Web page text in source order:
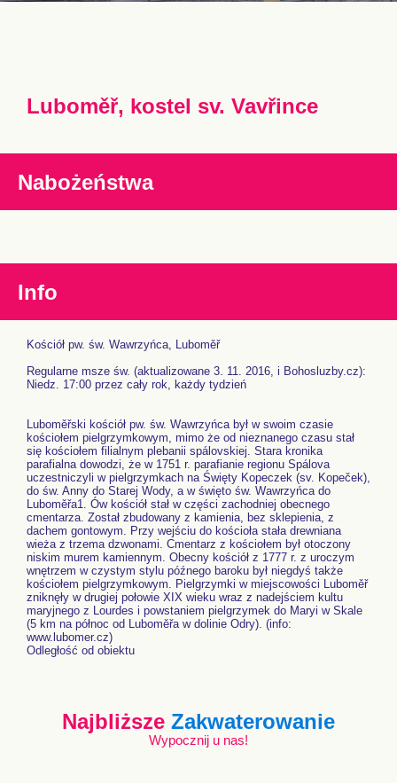
Luboměř, kostel sv. Vavřince
Nabożeństwa
Info
Kościół pw. św. Wawrzyńca, Luboměř
Regularne msze św. (aktualizowane 3. 11. 2016, i Bohosluzby.cz):
Niedz. 17:00 przez cały rok, każdy tydzień
Luboměřski kościół pw. św. Wawrzyńca był w swoim czasie
kościołem pielgrzymkowym, mimo że od nieznanego czasu stał
się kościołem filialnym plebanii spálovskiej. Stara kronika
parafialna dowodzi, że w 1751 r. parafianie regionu Spálova
uczestniczyli w pielgrzymkach na Święty Kopeczek (sv. Kopeček),
do św. Anny do Starej Wody, a w święto św. Wawrzyńca do
Luboměřa1. Ów kościół stał w części zachodniej obecnego
cmentarza. Został zbudowany z kamienia, bez sklepienia, z
dachem gontowym. Przy wejściu do kościoła stała drewniana
wieża z trzema dzwonami. Cmentarz z kościołem był otoczony
niskim murem kamiennym. Obecny kościół z 1777 r. z uroczym
wnętrzem w czystym stylu późnego baroku był niegdyś także
kościołem pielgrzymkowym. Pielgrzymki w miejscowości Luboměř
zniknęły w drugiej połowie XIX wieku wraz z nadejściem kultu
maryjnego z Lourdes i powstaniem pielgrzymek do Maryi w Skale
(5 km na północ od Luboměřa w dolinie Odry). (info:
www.lubomer.cz)
Odległość od obiektu
Najbliższe Zakwaterowanie
Wypocznij u nas!